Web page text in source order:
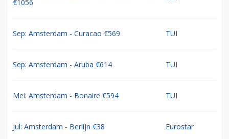
€1056
Sep: Amsterdam - Curacao €569 TUI
Sep: Amsterdam - Aruba €614 TUI
Mei: Amsterdam - Bonaire €594 TUI
Jul: Amsterdam - Berlijn €38 Eurostar